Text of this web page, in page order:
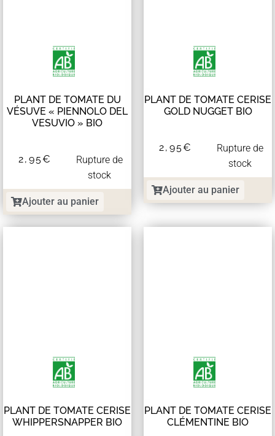
PLANT DE TOMATE DU
VÉSUVE « PIENNOLO DEL
VESUVIO » BIO
2,95€
Rupture de
stock
Ajouter au panier
PLANT DE TOMATE CERISE
GOLD NUGGET BIO
2,95€
Rupture de
stock
Ajouter au panier
PLANT DE TOMATE CERISE
WHIPPERSNAPPER BIO
PLANT DE TOMATE CERISE
CLÉMENTINE BIO